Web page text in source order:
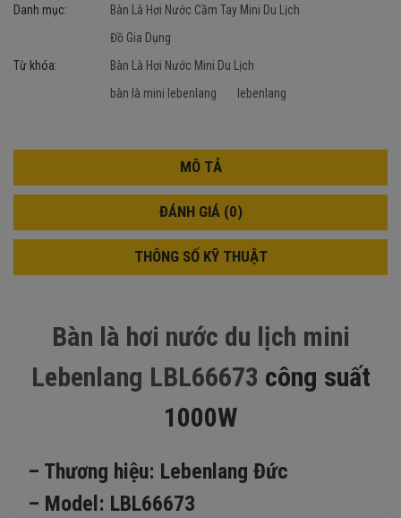
Danh mục:
Bàn Là Hơi Nước Cầm Tay Mini Du Lịch
Đồ Gia Dụng
Từ khóa:
Bàn Là Hơi Nước Mini Du Lịch
bàn là mini lebenlang
lebenlang
MÔ TẢ
ĐÁNH GIÁ (0)
THÔNG SỐ KỸ THUẬT
Bàn là hơi nước du lịch mini
Lebenlang LBL66673 công suất
1000W
– Thương hiệu: Lebenlang Đức
– Model: LBL66673